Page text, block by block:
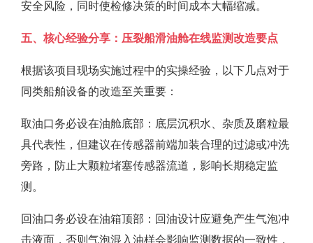
安全风险，同时使检修决策的时间成本大幅缩减。
五、核心经验分享：压裂船滑油舱在线监测改造要点
根据该项目现场实施过程中的实操经验，以下几点对于
同类船舶设备的改造至关重要：
取油口务必设在油舱底部：底层沉积水、杂质及磨粒最
具代表性，但建议在传感器前端加装合理的过滤或冲洗
旁路，防止大颗粒堵塞传感器流道，影响长期稳定监
测。
回油口务必设在油箱顶部：回油设计应避免产生气泡冲
击液面，否则气泡混入油样会影响监测数据的一致性，